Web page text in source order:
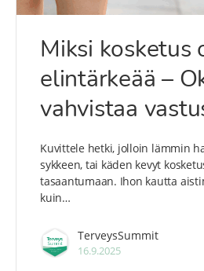
Miksi kosketus
elintärkeää –
vahvistaa
Kuvittele hetki, jolloin lämmin
sykkeen, tai käden kevyt
tasaantumaan. Ihon kautta
kuin…
TerveysSummit
16.9.2025